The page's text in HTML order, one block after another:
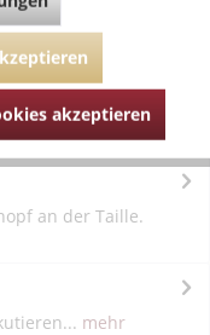
an der Taille.
mehr
akzeptieren